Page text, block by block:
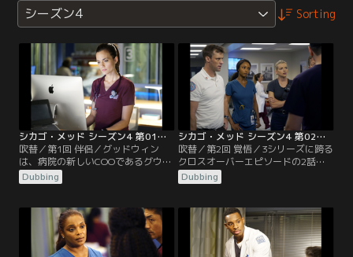
シーズン4 Sorting
シカゴ・メッド シーズン4 第01話／吹替
吹替／第1回 伴侶／グッドウィン
は、病院の新しいCOOであるグウェ
ン・ギャレット（ゲストスター：ヘ
ザー・ヘッドリー）と早くも衝突す
妹エミリーがまた薬物に手を出すの
ではないかと疑っている。チャール
ズは、過去の自分の行動と向き合う
ことになる。
Dubbing
シカゴ・メッド シーズン4 第02話／吹替
吹替／第2回 覚悟／3シリーズに跨る
クロスオーバーエピソードの2話
目。高層マンションの火災で、メッ
ドには患者が殺到し、医者や看護師
ズ医師は「シカゴ・ファイア」のメ
ンバーの一人の命を救おうと奮闘
し、ハルステッド医師と弟のジェイ
は個人的なわだかまりから喧嘩にな
Dubbing